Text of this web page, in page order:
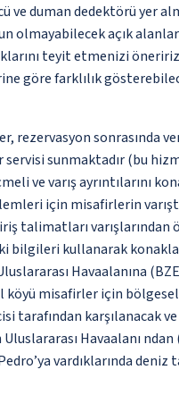
ve duman dedektörü yer
açık
teyit etmenizi öneririz
göre farklılık
rezervasyon
sunmaktadır (bu
varış ayrıntılarını
için misafirlerin
talimatları
bilgileri kullanarak
Havaalanına
misafirler için
karşılanacak
Havaalanı
vardıklarında